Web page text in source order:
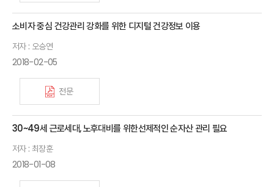
소비자 중심 건강관리 강화를 위한 디지털 건강정보 이용
저자 : 오승연
2018-02-05
전문
30~49세 근로세대, 노후대비를 위한선제적인 순자산 관리 필요
저자 : 최장훈
2018-01-08